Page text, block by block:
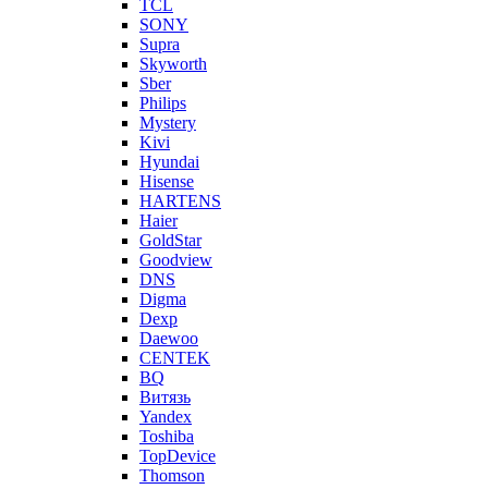
TCL
SONY
Supra
Skyworth
Sber
Philips
Mystery
Kivi
Hyundai
Hisense
HARTENS
Haier
GoldStar
Goodview
DNS
Digma
Dexp
Daewoo
CENTEK
BQ
Витязь
Yandex
Toshiba
TopDevice
Thomson